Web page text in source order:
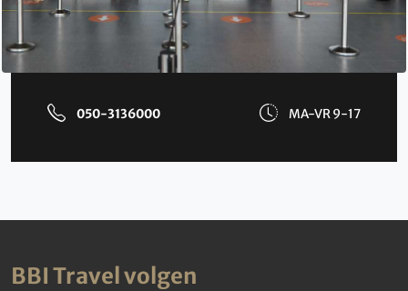
050-3136000 MA-VR 9-17
BBI Travel volgen